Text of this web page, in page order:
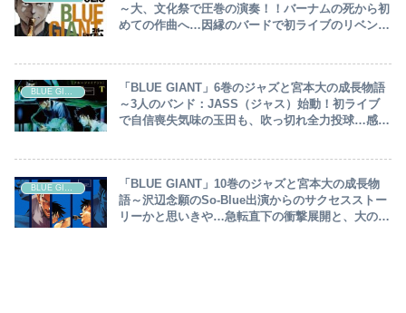
～大、文化祭で圧巻の演奏！！バーナムの死から初
めての作曲へ…因縁のバードで初ライブのリベンジ
BLUE GIANT
「BLUE GIANT」6巻のジャズと宮本大の成長物語
～3人のバンド：JASS（ジャス）始動！初ライブ
で自信喪失気味の玉田も、吹っ切れ全力投球…感化
BLUE GIANT
「BLUE GIANT」10巻のジャズと宮本大の成長物
語～沢辺念願のSo-Blue出演からのサクセスストー
リーかと思いきや…急転直下の衝撃展開と、大の決